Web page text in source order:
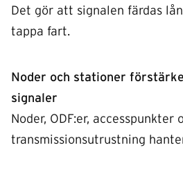
Det gör att signalen färdas
tappa fart.
Noder och stationer
signaler
Noder, ODF:er, accesspunkter
transmissionsutrustning